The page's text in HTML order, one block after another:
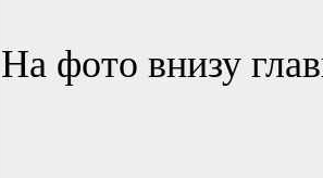
На фото внизу